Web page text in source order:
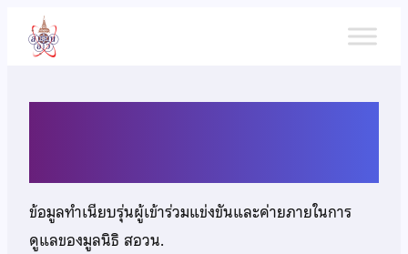
เนื้อหา
ข้อมูลทำเนียบรุ่นผู้เข้าร่วมแข่งขันและค่ายภายในการ
ดูแลของมูลนิธิ สอวน.